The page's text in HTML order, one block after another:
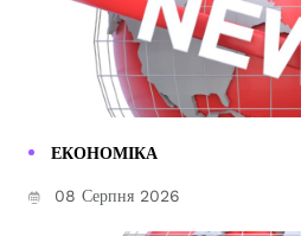
ЕКОНОМІКА
08 Серпня 2026